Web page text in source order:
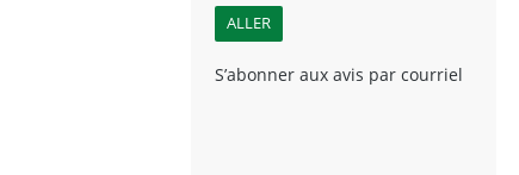
S’abonner aux avis par courriel